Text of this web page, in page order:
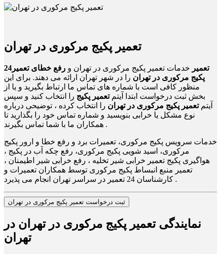
تعمیر پکیج مرکوری در تهران
24تعمیر خدمات تعمیر پکیج مرکوری در تهران و رفع خطای تعمیر
پکیج مرکوری در تهران را در شهر تهران ارائه می دهند. برای این
منظور کافی است با شماره های تماس ما ارتباط بگیرید و یا از
بخش ثبت درخواست ابتدا آیتمتعمیر پکیج را انتخاب کنید و سپس
آیتمتعمیر پکیج مرکوری در تهران را انتخاب کرده ، توضیحی درباره
نوع مشکل یا خرابی بنویسید و شماره تماس خود را بگذارید تا
همکاران ما با شما تماس بگیرند .
خدمات سرویس پکیج مرکوری، تعمیرات برد و رفع خطا و ارور پکیج
مرکوری، اسید شویی پکیج مرکوری، رفع چکه آب در پکیج ،
هواگیری پکیج تعمیر خرابی شیر تخلیه ، رفع خرابی شیر اطیمنان ،
تعمیر منبع انبساط پکیج مرکوری توسط همکاران تعمیرات و
کارشناسان 24 تعمیر در سراسر تهران انجام می پذیرد .
ثبت درخواست تعمیر پکیج مرکوری در تهران
نمایندگی تعمیر پکیج مرکوری در تهران در
تهران